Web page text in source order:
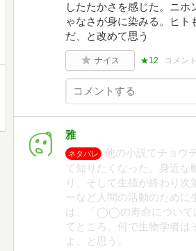
したたかさを感じた。ニ
ゃなさが身に染みる。ヒ
だ、と改めて思う
ナイス ★12 コメン
雅
ネタバレ
他の小説でチョウ
て知りたくなった。身近な
り、そして生殖が終わり
ーなど人間の活動のために
は、「◯◯の寿命について
てところ、何で生物学者は
よ、と思う。